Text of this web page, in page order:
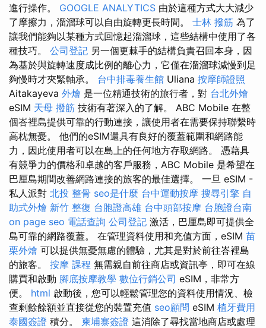
進行操作。 GOOGLE ANALYTICS 由於這種方式大大減少
了摩擦力，溜溜球可以自由旋轉更長時間。 士林 撥筋 為了
讓我們能夠以某種方式回憶起溜溜球，這些結構中使用了各
種技巧。 公司登記 另一個更棘手的結構負責召回本身，因
為基於與旋轉速度成比例的離心力，它僅在溜溜球減慢到足
夠慢時才夾緊軸承。 台中排毒養生館 Uliana 按摩師證照
Aitakayeva 外燴 是一位精通技術的旅行者，對 台北外燴
eSIM 天母 撥筋 技術有著深入的了解。 ABC Mobile 在整
個峇裡島提供可靠的行動連接，讓使用者在需要保持聯繫時
高枕無憂。 他們的eSIM還具有良好的覆蓋範圍和網路能
力，因此使用者可以在島上的任何地方存取網路。 憑藉具
有競爭力的價格和卓越的客戶服務，ABC Mobile 是希望在
巴厘島期間改善網路連接的旅客的最佳選擇。 一旦 eSIM -
私人派對 北投 整骨 seo是什麼 台中運動按摩 搜尋引擎 自
助式外燴 新竹 整復 台胞證高雄 台中頭部按摩 台胞證台南
on page seo 電話查詢 公司登記 激活，巴厘島即可提供全
島可靠的網路覆蓋。 在管理資料使用和充值方面，eSIM 苗
栗外燴 可以提供無憂無慮的體驗，尤其是對於前往峇裡島
的旅客。 按摩 課程 無需親自前往商店或資訊亭，即可在線
購買和啟動 腳底按摩教學 數位行銷公司 eSIM，非常方
便。 html 啟動後，您可以輕鬆管理您的資料使用情況、檢
查剩餘餘額並直接從您的裝置充值 seo顧問 eSIM 植牙費用
泰國簽證 積分。 柬埔寨簽證 這消除了尋找當地商店或處理